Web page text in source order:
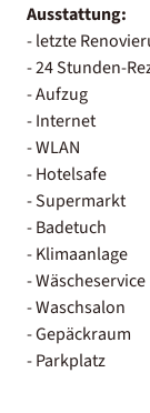
Ausstattung:
- letzte
- 24 Stunden-
- Aufzug
- Internet
- WLAN
- Hotelsafe
- Supermarkt
- Badetuch
- Klimaanlage
- Wäscheservice
- Waschsalon
- Gepäckraum
- Parkplatz